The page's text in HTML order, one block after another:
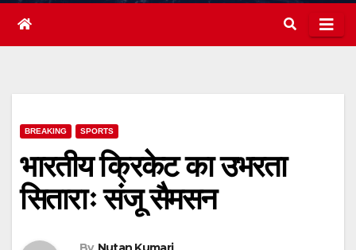
BREAKING SPORTS
भारतीय क्रिकेट का उभरता
सिताराः संजू सैमसन